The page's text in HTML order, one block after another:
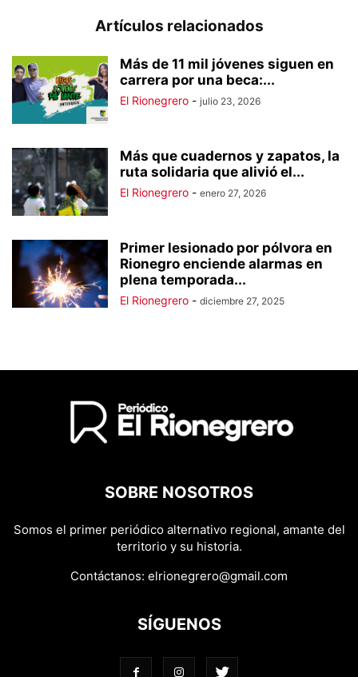
Artículos relacionados
Más de 11 mil jóvenes siguen en
carrera por una beca:...
El Rionegrero - julio 23, 2026
Más que cuadernos y zapatos, la
ruta solidaria que alivió el...
El Rionegrero - enero 27, 2026
Primer lesionado por pólvora en
Rionegro enciende alarmas en
plena temporada...
El Rionegrero - diciembre 27, 2025
SOBRE NOSOTROS
Somos el primer periódico alternativo regional, amante del
territorio y su historia.
Contáctanos: elrionegrero@gmail.com
SÍGUENOS